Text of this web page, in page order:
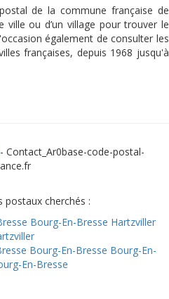
de la commune française de
ou d’un village pour trouver le
également de consulter les
françaises, depuis 1968 jusqu'à
- Contact_Ar0base-code-postal-
postaux cherchés :
Bourg-En-Bresse Hartzviller
Bourg-En-Bresse Bourg-En-
En-Bresse